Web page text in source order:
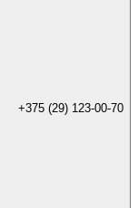
+375 (29) 123-00-70